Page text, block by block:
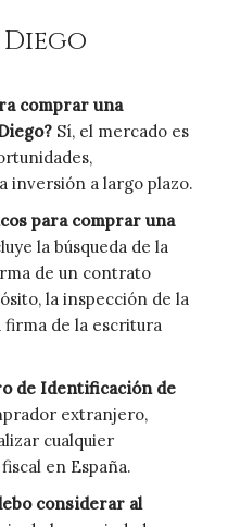
comprar una
Sí, el mercado es
inversión a largo plazo.
para comprar una
la búsqueda de la
de un contrato
la inspección de la
de la escritura
de Identificación de
extranjero,
cualquier
en España.
considerar al